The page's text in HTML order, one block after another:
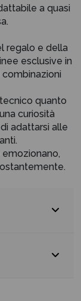
a quasi
regalo e della
esclusive in
quanto
curiosità
adattarsi alle
emozionano,